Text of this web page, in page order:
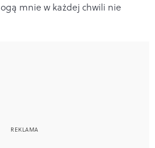
mnie w każdej chwili nie